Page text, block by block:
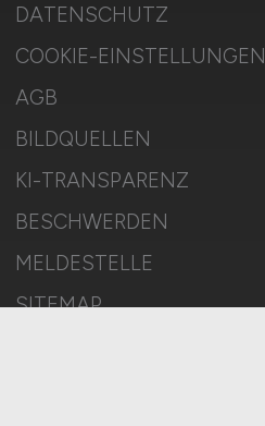
DATENSCHUTZ
COOKIE-EINSTELLUNGEN
AGB
BILDQUELLEN
KI-TRANSPARENZ
BESCHWERDEN
MELDESTELLE
SITEMAP